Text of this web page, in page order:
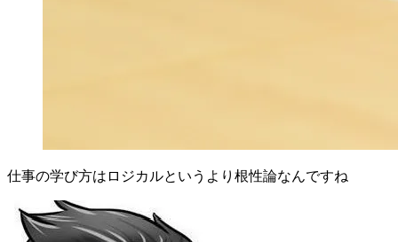
仕事の学び方はロジカルというより根性論なんですね